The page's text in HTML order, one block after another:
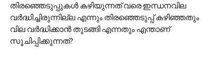
തിരഞ്ഞെടുപ്പുകൾ കഴിയുന്നത് വരെ ഇന്ധനവില
വർദ്ധിച്ചിരുന്നില്ല എന്നും തിരഞ്ഞെടുപ്പ് കഴിഞ്ഞതും
വില വർദ്ധിക്കാൻ തുടങ്ങി എന്നതും എന്താണ്
സൂചിപ്പിക്കുന്നത്?